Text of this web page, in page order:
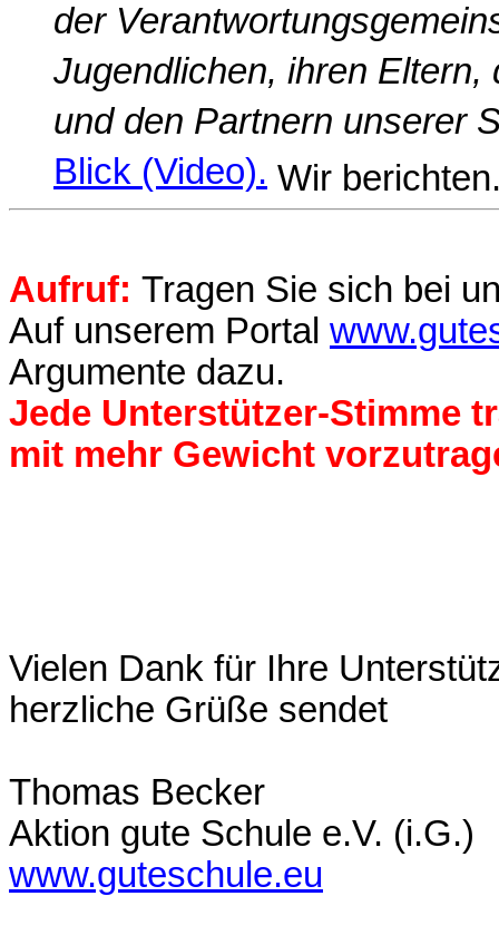
der
Jugendlichen, ihren
und den Partnern unserer
Blick (Video). Wir
Aufruf: Tragen Sie sich bei
Auf unserem Portal
Argumente dazu.
Jede Unterstützer-Stimme
mit mehr Gewicht
Vielen Dank für Ihre
herzliche Grüße sendet
Thomas Becker
Aktion gute Schule e.V. (i.G.)
www.guteschule.eu